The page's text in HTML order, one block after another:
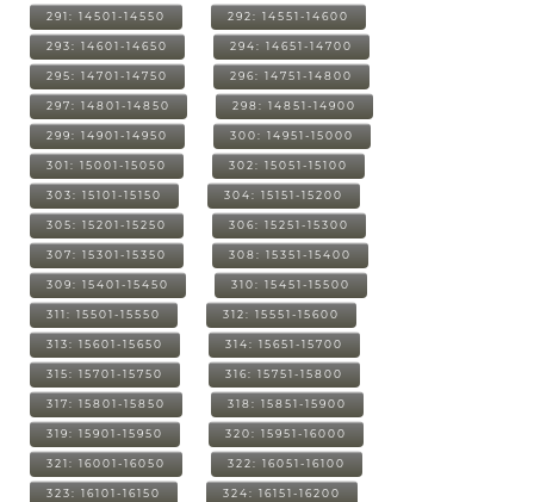
291: 14501-14550 292: 14551-14600
293: 14601-14650 294: 14651-14700
295: 14701-14750 296: 14751-14800
297: 14801-14850 298: 14851-14900
299: 14901-14950 300: 14951-15000
301: 15001-15050 302: 15051-15100
303: 15101-15150 304: 15151-15200
305: 15201-15250 306: 15251-15300
307: 15301-15350 308: 15351-15400
309: 15401-15450 310: 15451-15500
311: 15501-15550 312: 15551-15600
313: 15601-15650 314: 15651-15700
315: 15701-15750 316: 15751-15800
317: 15801-15850 318: 15851-15900
319: 15901-15950 320: 15951-16000
321: 16001-16050 322: 16051-16100
323: 16101-16150 324: 16151-16200